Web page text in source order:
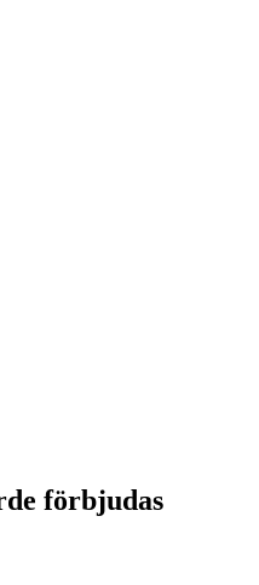
förbjudas